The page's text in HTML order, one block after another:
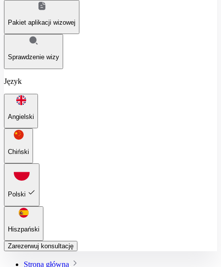
Pakiet aplikacji wizowej
Sprawdzenie wizy
Język
Angielski
Chiński
Polski
Hiszpański
Zarezerwuj konsultację
Strona główna